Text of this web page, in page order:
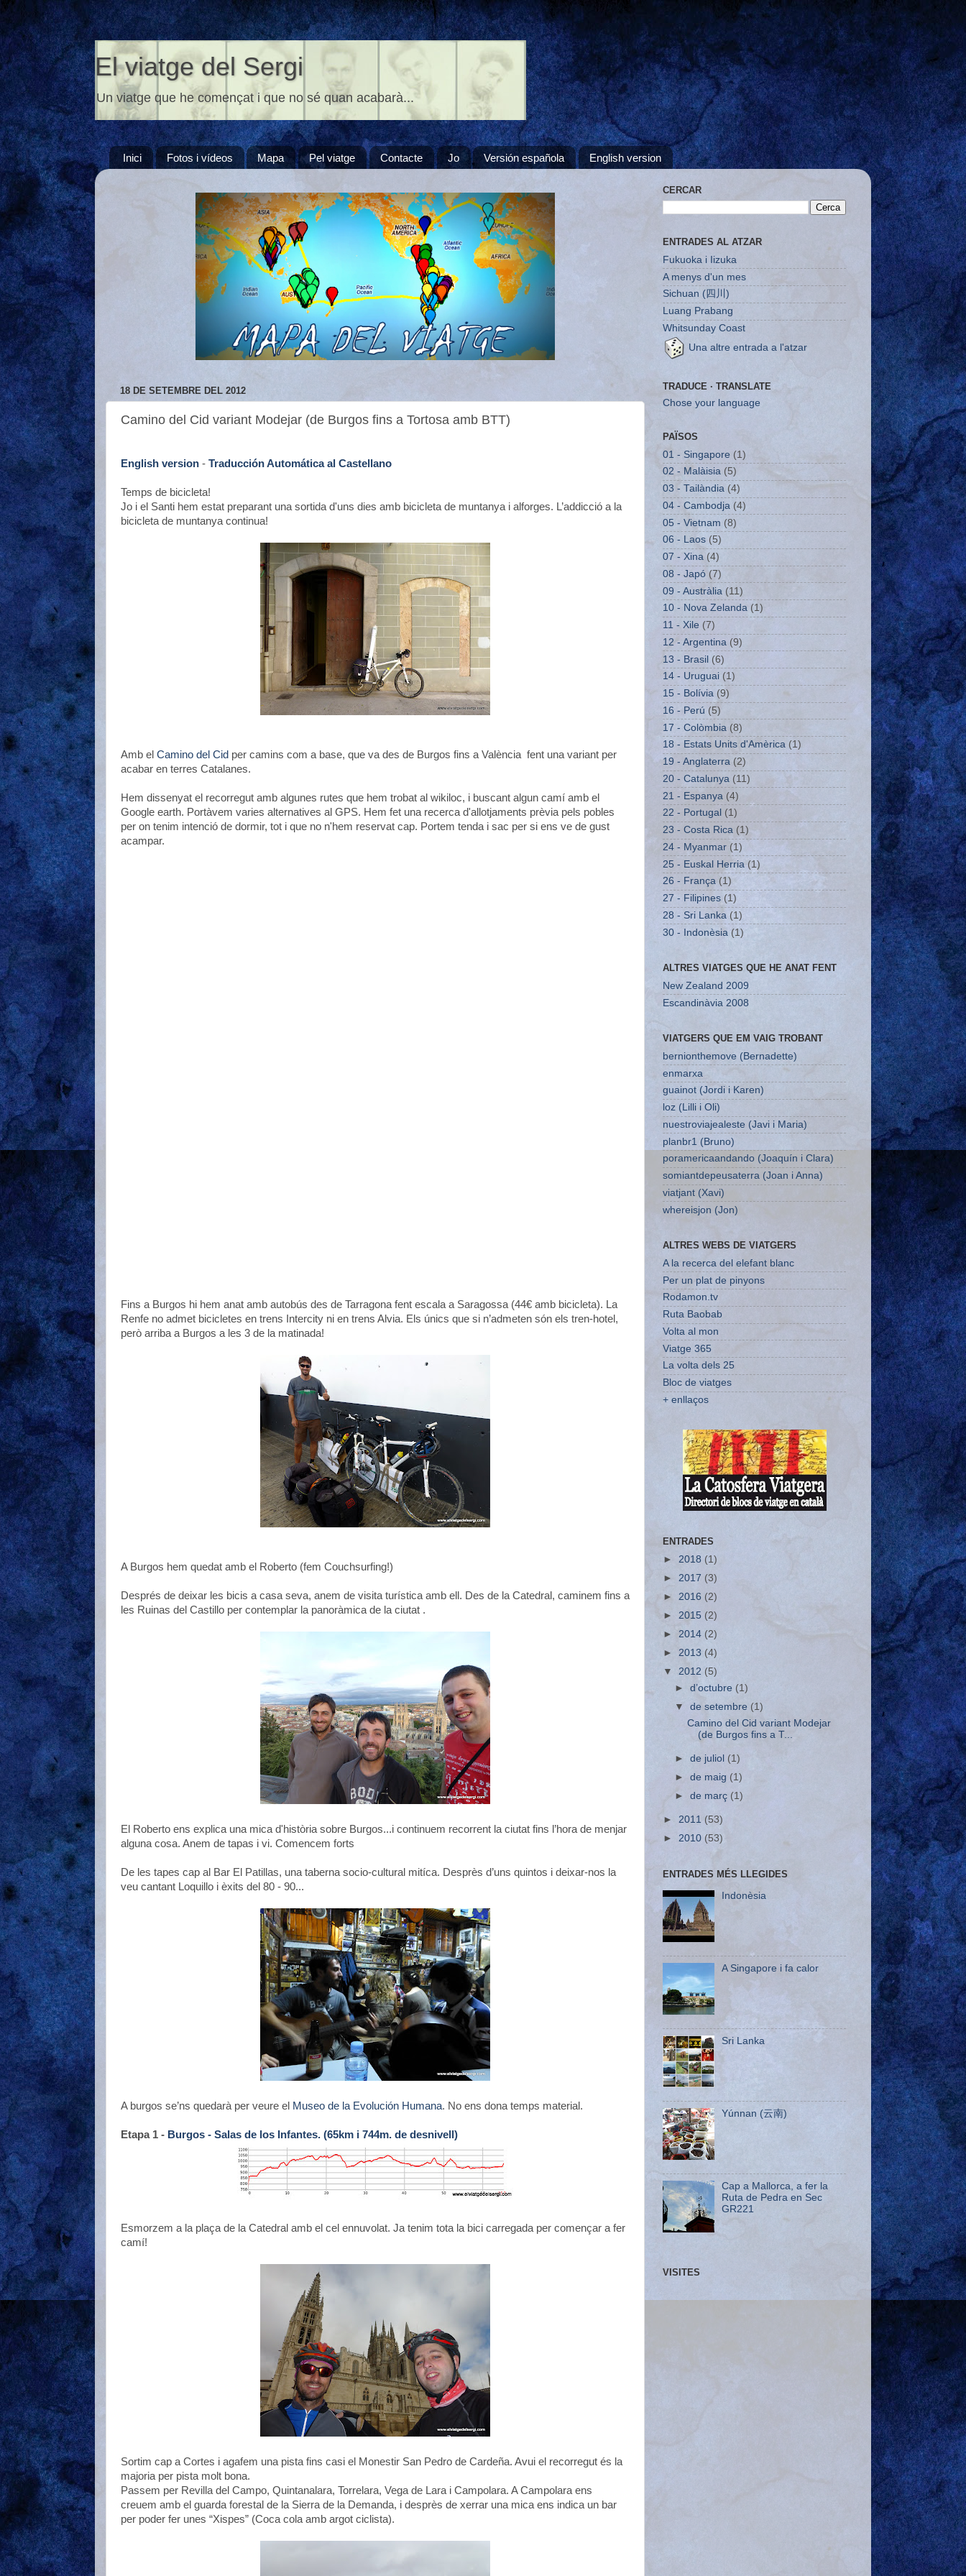
El viatge del Sergi
Un viatge que he començat i que no sé quan acabarà...
Inici Fotos i vídeos Mapa Pel viatge Contacte Jo Versión española English version
18 DE SETEMBRE DEL 2012
Camino del Cid variant Modejar (de Burgos fins a Tortosa amb BTT)
English version - Traducción Automática al Castellano
Temps de bicicleta!
Jo i el Santi hem estat preparant una sortida d'uns dies amb bicicleta de muntanya i alforges. L’addicció a la
bicicleta de muntanya continua!
Amb el Camino del Cid per camins com a base, que va des de Burgos fins a València fent una variant per
acabar en terres Catalanes.
Hem dissenyat el recorregut amb algunes rutes que hem trobat al wikiloc, i buscant algun camí amb el
Google earth. Portàvem varies alternatives al GPS. Hem fet una recerca d'allotjaments prèvia pels pobles
per on tenim intenció de dormir, tot i que no n'hem reservat cap. Portem tenda i sac per si ens ve de gust
acampar.
Fins a Burgos hi hem anat amb autobús des de Tarragona fent escala a Saragossa (44€ amb bicicleta). La
Renfe no admet bicicletes en trens Intercity ni en trens Alvia. Els únics que si n’admeten són els tren-hotel,
però arriba a Burgos a les 3 de la matinada!
A Burgos hem quedat amb el Roberto (fem Couchsurfing!)
Després de deixar les bicis a casa seva, anem de visita turística amb ell. Des de la Catedral, caminem fins a
les Ruinas del Castillo per contemplar la panoràmica de la ciutat .
El Roberto ens explica una mica d'història sobre Burgos...i continuem recorrent la ciutat fins l’hora de menjar
alguna cosa. Anem de tapas i vi. Comencem forts
De les tapes cap al Bar El Patillas, una taberna socio-cultural mitíca. Desprès d’uns quintos i deixar-nos la
veu cantant Loquillo i èxits del 80 - 90...
A burgos se’ns quedarà per veure el Museo de la Evolución Humana. No ens dona temps material.
Etapa 1 - Burgos - Salas de los Infantes. (65km i 744m. de desnivell)
Esmorzem a la plaça de la Catedral amb el cel ennuvolat. Ja tenim tota la bici carregada per començar a fer
camí!
Sortim cap a Cortes i agafem una pista fins casi el Monestir San Pedro de Cardeña. Avui el recorregut és la
majoria per pista molt bona.
Passem per Revilla del Campo, Quintanalara, Torrelara, Vega de Lara i Campolara. A Campolara ens
creuem amb el guarda forestal de la Sierra de la Demanda, i desprès de xerrar una mica ens indica un bar
per poder fer unes “Xispes” (Coca cola amb argot ciclista).
CERCAR
ENTRADES AL ATZAR
Fukuoka i Iizuka
A menys d'un mes
Sichuan (四川)
Luang Prabang
Whitsunday Coast
Una altre entrada a l'atzar
TRADUCE · TRANSLATE
Chose your language
PAÏSOS
01 - Singapore (1)
02 - Malàisia (5)
03 - Tailàndia (4)
04 - Cambodja (4)
05 - Vietnam (8)
06 - Laos (5)
07 - Xina (4)
08 - Japó (7)
09 - Austràlia (11)
10 - Nova Zelanda (1)
11 - Xile (7)
12 - Argentina (9)
13 - Brasil (6)
14 - Uruguai (1)
15 - Bolívia (9)
16 - Perú (5)
17 - Colòmbia (8)
18 - Estats Units d'Amèrica (1)
19 - Anglaterra (2)
20 - Catalunya (11)
21 - Espanya (4)
22 - Portugal (1)
23 - Costa Rica (1)
24 - Myanmar (1)
25 - Euskal Herria (1)
26 - França (1)
27 - Filipines (1)
28 - Sri Lanka (1)
30 - Indonèsia (1)
ALTRES VIATGES QUE HE ANAT FENT
New Zealand 2009
Escandinàvia 2008
VIATGERS QUE EM VAIG TROBANT
bernionthemove (Bernadette)
enmarxa
guainot (Jordi i Karen)
loz (Lilli i Oli)
nuestroviajealeste (Javi i Maria)
planbr1 (Bruno)
poramericaandando (Joaquín i Clara)
somiantdepeusaterra (Joan i Anna)
viatjant (Xavi)
whereisjon (Jon)
ALTRES WEBS DE VIATGERS
A la recerca del elefant blanc
Per un plat de pinyons
Rodamon.tv
Ruta Baobab
Volta al mon
Viatge 365
La volta dels 25
Bloc de viatges
+ enllaços
ENTRADES
► 2018 (1)
► 2017 (3)
► 2016 (2)
► 2015 (2)
► 2014 (2)
► 2013 (4)
▼ 2012 (5)
►d’octubre (1)
▼de setembre (1)
Camino del Cid variant Modejar
(de Burgos fins a T...
►de juliol (1)
►de maig (1)
►de març (1)
► 2011 (53)
► 2010 (53)
ENTRADES MÉS LLEGIDES
Indonèsia
A Singapore i fa calor
Sri Lanka
Yúnnan (云南)
Cap a Mallorca, a fer la
Ruta de Pedra en Sec
GR221
VISITES